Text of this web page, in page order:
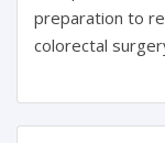
preparation to
colorectal